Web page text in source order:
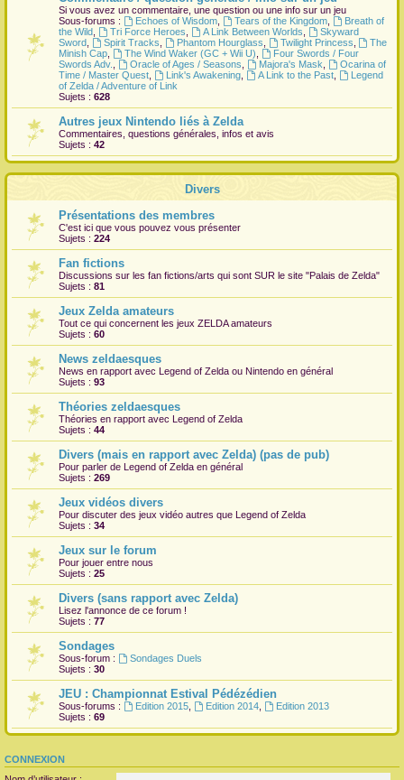
Si vous avez un commentaire, une question ou une info sur un jeu
Sous-forums :
Echoes of Wisdom, Tears of the Kingdom,
Breath of
the Wild
Tri Force Heroes A Link Between Worlds
Skyward
Sword
Spirit Tracks Phantom Hourglass Twilight Princess
The
Minish Cap
The Wind Waker (GC + Wii U)
Four Swords / Four
Swords Adv.
Oracle of Ages / Seasons Majora's Mask
Ocarina of
Time / Master Quest
Link's Awakening, A Link to the Past,
Legend
of Zelda / Adventure of Link
Sujets : 628
Autres jeux Nintendo liés à Zelda
Commentaires, questions générales, infos et avis
Sujets : 42
Divers
Présentations des membres
C'est ici que vous pouvez vous présenter
Sujets : 224
Fan fictions
Discussions sur les fan fictions/arts qui sont SUR le site "Palais de Zelda"
Sujets : 81
Jeux Zelda amateurs
Tout ce qui concernent les jeux ZELDA amateurs
Sujets : 60
News zeldaesques
News en rapport avec Legend of Zelda ou Nintendo en général
Sujets : 93
Théories zeldaesques
Théories en rapport avec Legend of Zelda
Sujets : 44
Divers (mais en rapport avec Zelda) (pas de pub)
Pour parler de Legend of Zelda en général
Sujets : 269
Jeux vidéos divers
Pour discuter des jeux vidéo autres que Legend of Zelda
Sujets : 34
Jeux sur le forum
Pour jouer entre nous
Sujets : 25
Divers (sans rapport avec Zelda)
Lisez l'annonce de ce forum !
Sujets : 77
Sondages
Sous-forum :
Sondages Duels
Sujets : 30
JEU : Championnat Estival Pédézédien
Sous-forums : Edition 2015, Edition 2014,
Edition 2013
Sujets : 69
CONNEXION